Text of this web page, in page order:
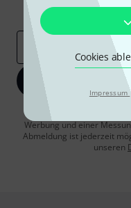
Cookies
Impressum
Inspirierende
Mit Klick auf „Jetzt
Werbung und einer
Abmeldung ist jederzeit
unseren